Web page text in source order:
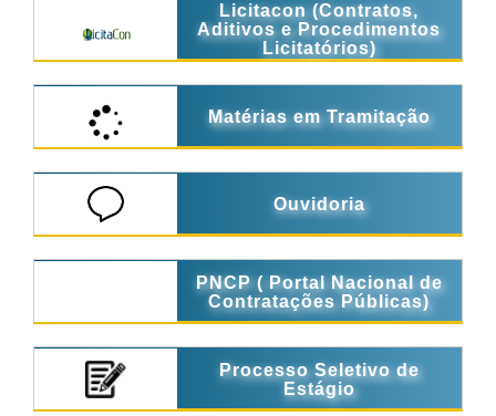
Licitacon (Contratos,
Aditivos e Procedimentos
Licitatórios)
Matérias em Tramitação
Ouvidoria
PNCP ( Portal Nacional de
Contratações Públicas)
Processo Seletivo de
Estágio